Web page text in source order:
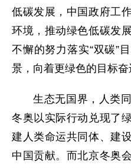
低碳发展，中国政府工
环境，推动绿色低碳发
不懈的努力落实“双碳”
景，向着更绿色的目标奋
生态无国界，人类
冬奥以实际行动兑现了
建人类命运共同体、建
中国贡献。而北京冬奥